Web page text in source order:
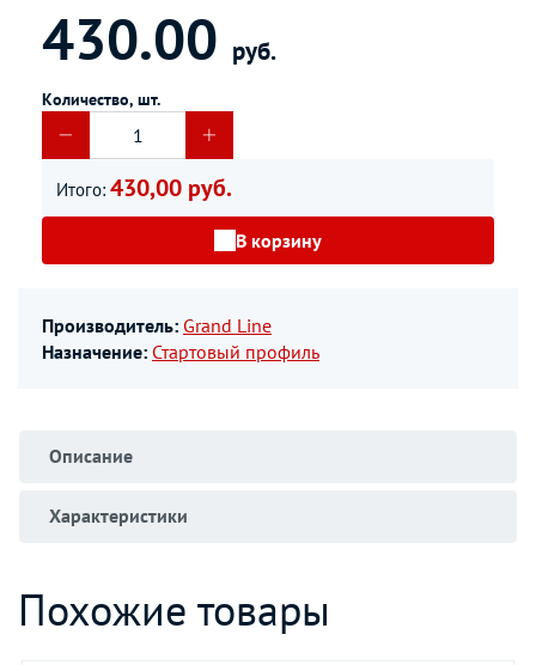
430.00 руб.
Количество, шт.
Итого: 430,00 руб.
В корзину
Производитель: Grand Line
Назначение: Стартовый профиль
Описание
Характеристики
Похожие товары